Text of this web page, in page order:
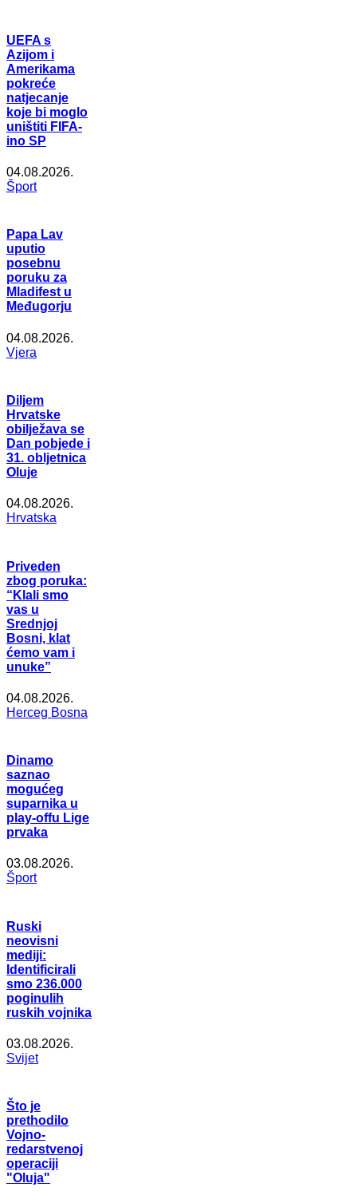
UEFA s
Azijom i
Amerikama
pokreće
natjecanje
koje bi moglo
uništiti FIFA-
ino SP
04.08.2026.
Šport
Papa Lav
uputio
posebnu
poruku za
Mladifest u
Međugorju
04.08.2026.
Vjera
Diljem
Hrvatske
obilježava se
Dan pobjede i
31. obljetnica
Oluje
04.08.2026.
Hrvatska
Priveden
zbog poruka:
“Klali smo
vas u
Srednjoj
Bosni, klat
ćemo vam i
unuke”
04.08.2026.
Herceg Bosna
Dinamo
saznao
mogućeg
suparnika u
play-offu Lige
prvaka
03.08.2026.
Šport
Ruski
neovisni
mediji:
Identificirali
smo 236.000
poginulih
ruskih vojnika
03.08.2026.
Svijet
Što je
prethodilo
Vojno-
redarstvenoj
operaciji
"Oluja"